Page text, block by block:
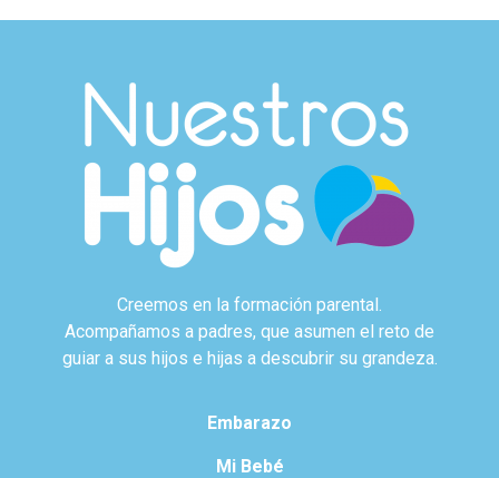
Creemos en la formación parental.
Acompañamos a padres, que asumen el reto de
guiar a sus hijos e hijas a descubrir su grandeza.
Embarazo
Mi Bebé